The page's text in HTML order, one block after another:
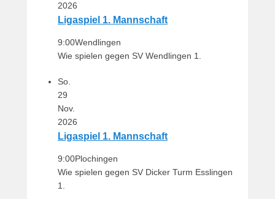
2026
Ligaspiel 1. Mannschaft
9:00Wendlingen
Wie spielen gegen SV Wendlingen 1.
So.
29
Nov.
2026
Ligaspiel 1. Mannschaft
9:00Plochingen
Wie spielen gegen SV Dicker Turm Esslingen
1.